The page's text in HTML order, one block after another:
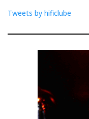
Tweets by hificlube